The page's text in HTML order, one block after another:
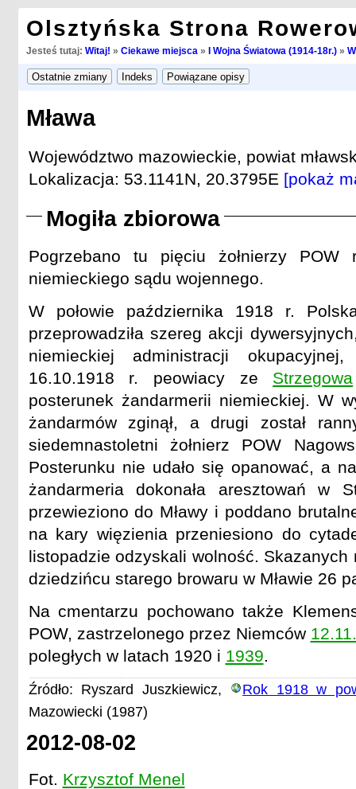
Olsztyńska Strona
Jesteś tutaj: Witaj! » Ciekawe miejsca » I Wojna Światowa (1914-18r.)»
Mława
Województwo mazowieckie, powiat
Lokalizacja: 53.1141N, 20.3795E [pokaż
Mogiła zbiorowa
Pogrzebano tu pięciu żołnierzy POW
niemieckiego sądu wojennego.
W połowie października 1918 r.
przeprowadziła szereg akcji
niemieckiej administracji
16.10.1918 r. peowiacy ze Strzegowa
posterunek żandarmerii niemieckiej. W
żandarmów zginął, a drugi został
siedemnastoletni żołnierz POW
Posterunku nie udało się opanować, a
żandarmeria dokonała aresztowań w
przewieziono do Mławy i poddano
na kary więzienia przeniesiono do
listopadzie odzyskali wolność.
dziedzińcu starego browaru w Mławie 26
Na cmentarzu pochowano także
POW, zastrzelonego przez Niemców
poległych w latach 1920 i 1939.
Źródło: Ryszard Juszkiewicz,
Rok 1918 w
Mazowiecki (1987)
2012-08-02
Fot. Krzysztof Menel